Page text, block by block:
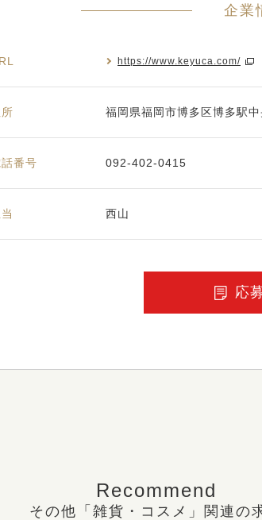
企業
https://www.keyuca.com/
福岡県福岡市博多区博多駅
番号 092-402-0415
西山
応
Recommend
その他「雑貨・コスメ」関連の